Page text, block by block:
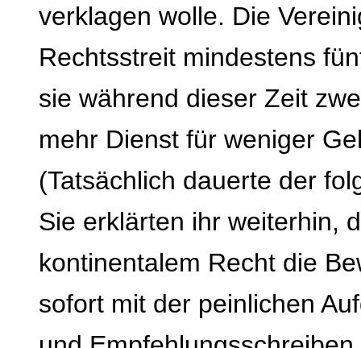
verklagen wolle. Die
Rechtsstreit mindestens
sie während dieser Zeit
mehr Dienst für weniger
(Tatsächlich dauerte der
Sie erklärten ihr weiterhin,
kontinentalem Recht die
sofort mit der peinlichen